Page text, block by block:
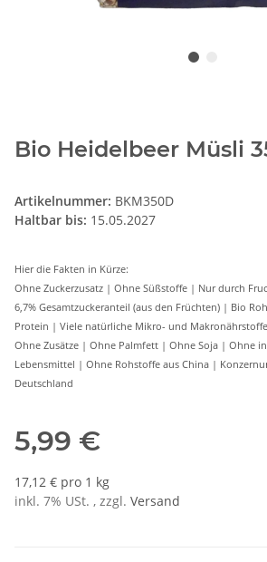
Bio Heidelbeer Müsli
Artikelnummer: BKM350D
Haltbar bis: 15.05.2027
Hier die Fakten in Kürze:
Ohne Zuckerzusatz | Ohne Süßstoffe | Nur durch
6,7% Gesamtzuckeranteil (aus den Früchten) | Bio
Protein | Viele natürliche Mikro- und
Ohne Zusätze | Ohne Palmfett | Ohne Soja | Ohne
Lebensmittel | Ohne Rohstoffe aus China |
Deutschland
5,99 €
17,12 € pro 1 kg
inkl. 7% USt. , zzgl. Versand